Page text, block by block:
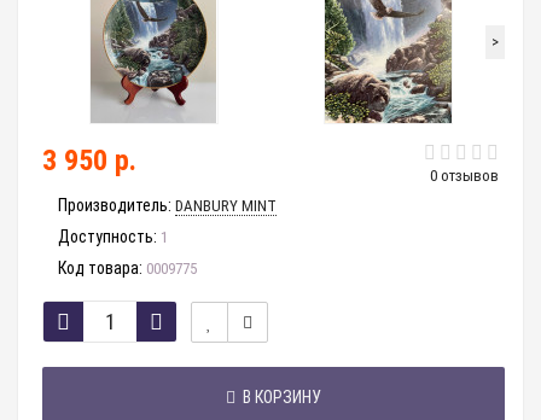
>
0 отзывов
3 950 р.
Производитель: DANBURY MINT
Доступность: 1
Код товара: 0009775
В КОРЗИНУ